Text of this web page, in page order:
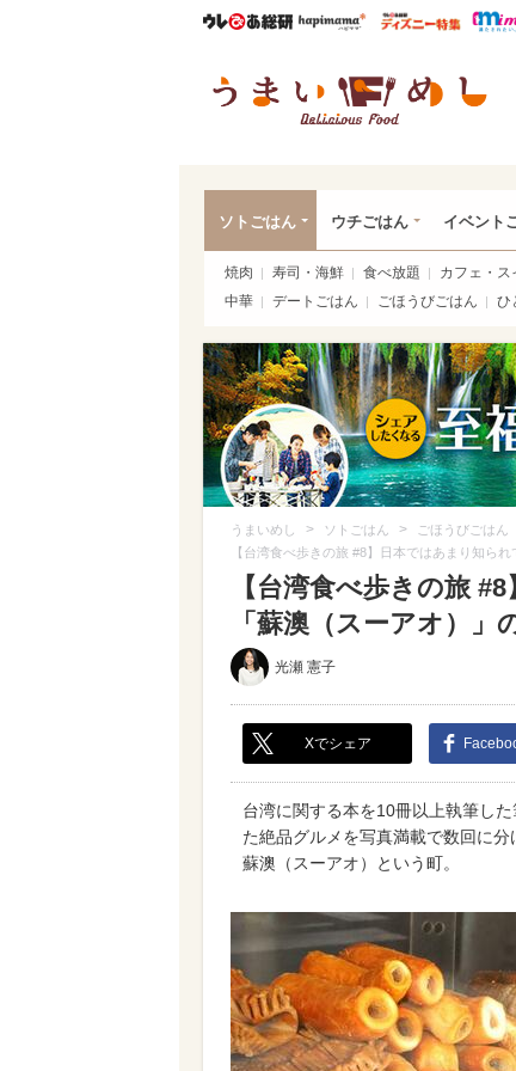
ウレぴあ総研ハピママ* ウレ
ソトごはん ウチごはん イベント
焼肉 寿司・海鮮 食べ放題 カフェ・ス
中華
デートごはん ごほうびごはん ひ
うまいめし > ソトごはん > ごほうびごはん
【台湾食べ歩きの旅 #8】日本ではあまり知ら
【台湾食べ歩きの旅
「蘇澳（スーアオ）」
光瀬 憲子
Xでシェア
台湾に関する本を10冊以上執筆し
た絶品グルメを写真満載で数回に
蘇澳（スーアオ）という町。